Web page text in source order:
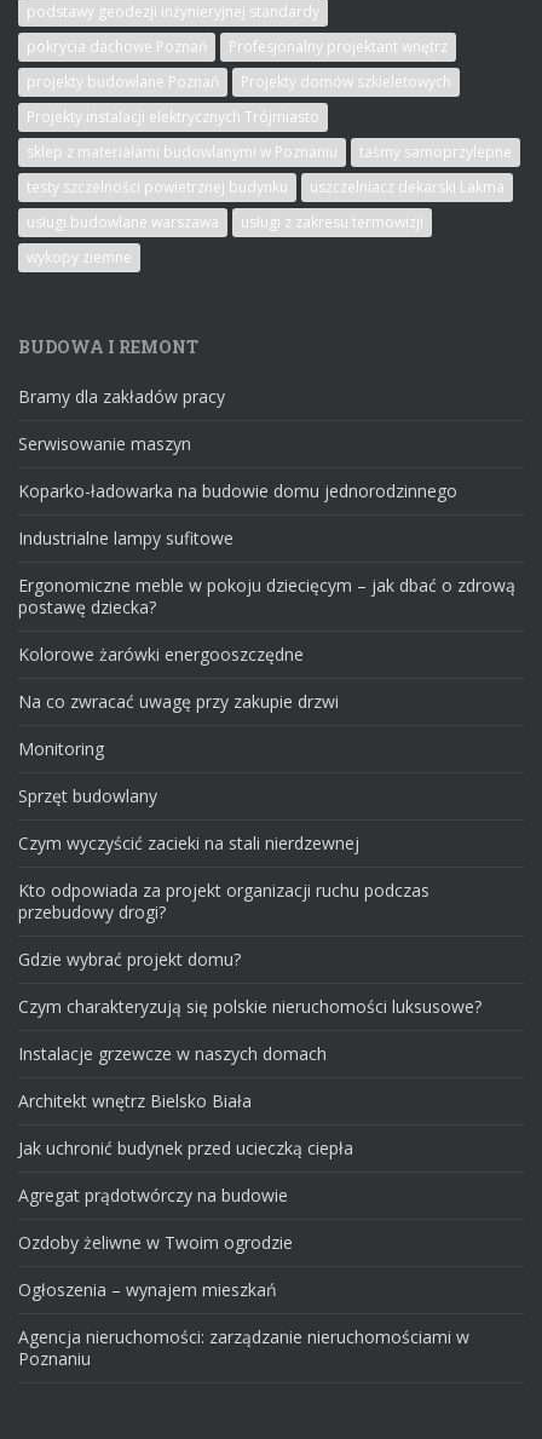
podstawy geodezji inżynieryjnej standardy
pokrycia dachowe Poznań
Profesjonalny projektant wnętrz
projekty budowlane Poznań
Projekty domów szkieletowych
Projekty instalacji elektrycznych Trójmiasto
sklep z materiałami budowlanymi w Poznaniu
taśmy samoprzylepne
testy szczelności powietrznej budynku
uszczelniacz dekarski Lakma
usługi budowlane warszawa
usługi z zakresu termowizji
wykopy ziemne
BUDOWA I REMONT
Bramy dla zakładów pracy
Serwisowanie maszyn
Koparko-ładowarka na budowie domu jednorodzinnego
Industrialne lampy sufitowe
Ergonomiczne meble w pokoju dziecięcym – jak dbać o zdrową
postawę dziecka?
Kolorowe żarówki energooszczędne
Na co zwracać uwagę przy zakupie drzwi
Monitoring
Sprzęt budowlany
Czym wyczyścić zacieki na stali nierdzewnej
Kto odpowiada za projekt organizacji ruchu podczas
przebudowy drogi?
Gdzie wybrać projekt domu?
Czym charakteryzują się polskie nieruchomości luksusowe?
Instalacje grzewcze w naszych domach
Architekt wnętrz Bielsko Biała
Jak uchronić budynek przed ucieczką ciepła
Agregat prądotwórczy na budowie
Ozdoby żeliwne w Twoim ogrodzie
Ogłoszenia – wynajem mieszkań
Agencja nieruchomości: zarządzanie nieruchomościami w
Poznaniu